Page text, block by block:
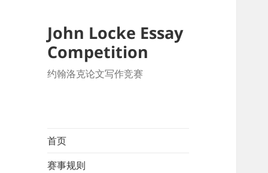
John Locke Essay
Competition
约翰洛克论文写作竞赛
首页
赛事规则